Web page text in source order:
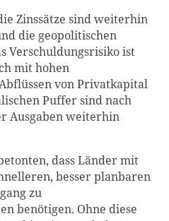
Zinssätze sind weiterhin
die geopolitischen
Verschuldungsrisiko ist
mit hohen
von Privatkapital
Puffer sind nach
Ausgaben weiterhin
dass Länder mit
besser planbaren
zu
benötigen. Ohne diese